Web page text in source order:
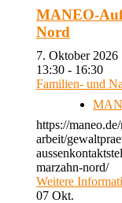
MANEO-
Nord
7. Oktober
13:30 - 16:30
Familien- und
https://
arbeit/
marzahn-nord/
Weitere
07 Okt.